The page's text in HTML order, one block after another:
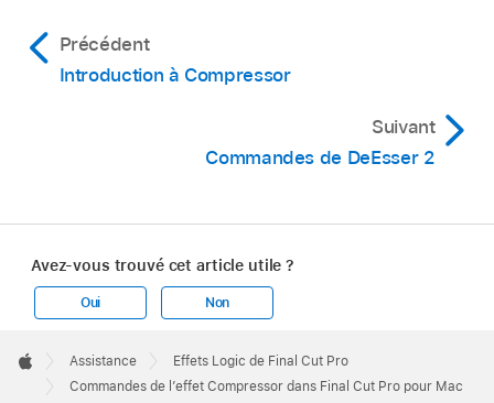
Précédent
Introduction à Compressor
Suivant
Commandes de DeEsser 2
Avez-vous trouvé cet article utile ?
Oui Non
Footer

Apple
Assistance
Effets Logic de Final Cut Pro
Commandes de l’effet Compressor dans Final Cut Pro pour Mac